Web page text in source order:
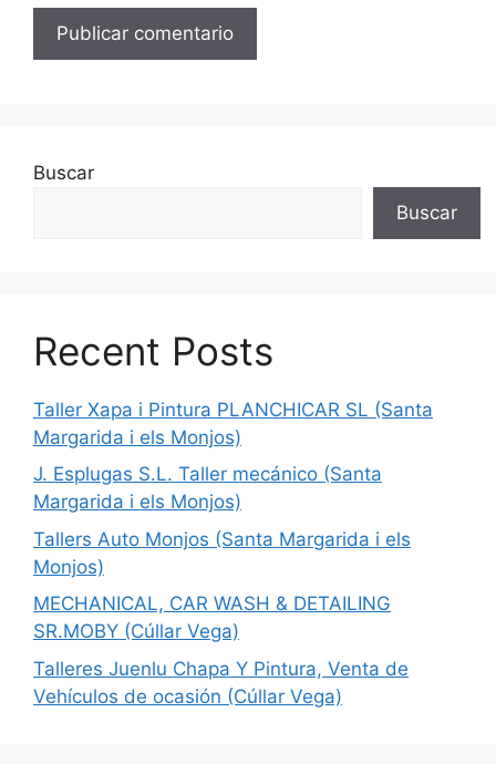
Buscar
Buscar
Recent Posts
Taller Xapa i Pintura PLANCHICAR SL (Santa
Margarida i els Monjos)
J. Esplugas S.L. Taller mecánico (Santa
Margarida i els Monjos)
Tallers Auto Monjos (Santa Margarida i els
Monjos)
MECHANICAL, CAR WASH & DETAILING
SR.MOBY (Cúllar Vega)
Talleres Juenlu Chapa Y Pintura, Venta de
Vehículos de ocasión (Cúllar Vega)